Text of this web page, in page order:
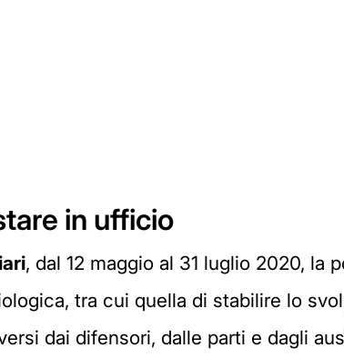
in ufficio
, dal 12 maggio al 31 luglio 2020, la
tra cui quella di stabilire lo
dai difensori, dalle parti e dagli